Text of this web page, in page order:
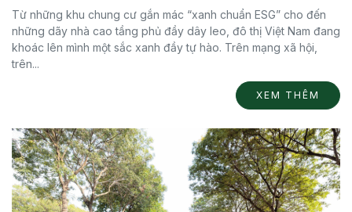
Từ những khu chung cư gắn mác “xanh chuẩn ESG” cho đến
những dãy nhà cao tầng phủ đầy dây leo, đô thị Việt Nam đang
khoác lên mình một sắc xanh đầy tự hào. Trên mạng xã hội,
trên...
XEM THÊM